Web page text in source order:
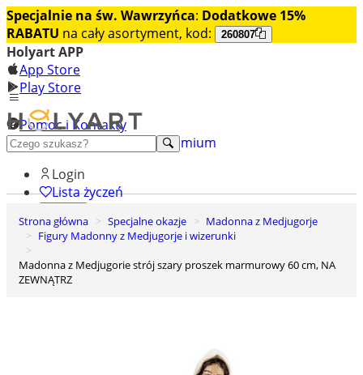
Specjalnie na św. Wawrzyńca: Dodatkowe 15%
RABATU na cały asortyment, kod: 260807
Holyart APP
App Store
Play Store
Pomoc i Kontakty
+48 222 922 860
Odkryj premium
Login
Lista życzeń
0
Koszyk
Strona główna Specjalne okazje
Madonna z Medjugorje
Figury Madonny z Medjugorje i wizerunki
Madonna z Medjugorie strój szary proszek marmurowy 60 cm, NA
ZEWNĄTRZ